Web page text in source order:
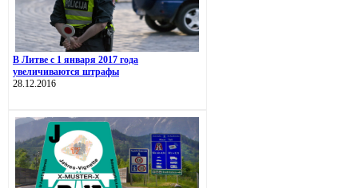
В Литве с 1 января 2017 года
увеличиваются штрафы
28.12.2016